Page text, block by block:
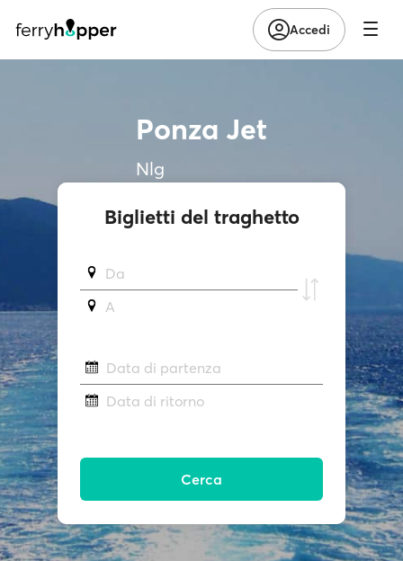
Accedi
Ponza Jet
Nlg
Biglietti del traghetto
Da
A
Data di partenza
Data di ritorno
Cerca